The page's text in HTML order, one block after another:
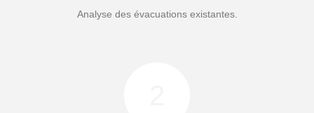
Analyse des évacuations existantes.